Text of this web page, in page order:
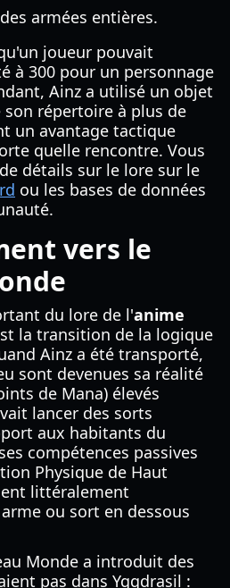
armées entières.
joueur pouvait
à 300 pour un personnage
Ainz a utilisé un objet
répertoire à plus de
un avantage tactique
quelle rencontre. Vous
détails sur le lore sur le
ou les bases de données
vers le
du lore de l'anime
la transition de la logique
Ainz a été transporté,
sont devenues sa réalité
de Mana) élevés
lancer des sorts
aux habitants du
compétences passives
Physique de Haut
littéralement
ou sort en dessous
Monde a introduit des
pas dans Yggdrasil :